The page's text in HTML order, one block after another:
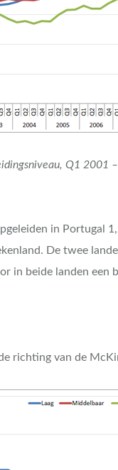
Q1 2001
in Portugal
De twee
in beide landen een
richting van de